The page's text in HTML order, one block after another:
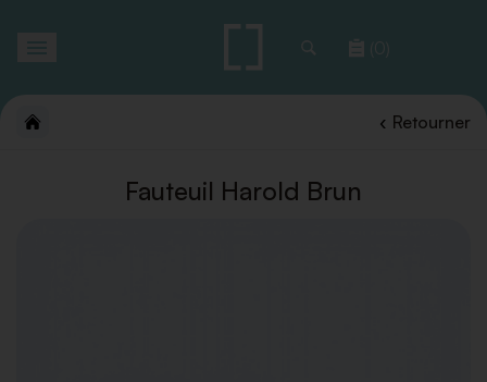
(0)
Retourner
Fauteuil Harold Brun